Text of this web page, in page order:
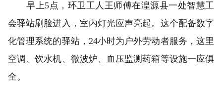
早上5点，环卫工人王师傅在湟源县一处智慧工
会驿站刷脸进入，室内灯光应声亮起。这个配备数字
化管理系统的驿站，24小时为户外劳动者服务，这里
空调、饮水机、微波炉、血压监测药箱等设施一应俱
全。